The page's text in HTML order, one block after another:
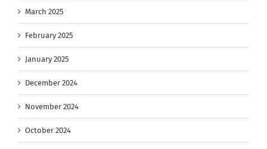
March 2025
February 2025
January 2025
December 2024
November 2024
October 2024